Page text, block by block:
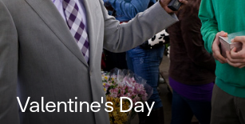
Valentine's Day